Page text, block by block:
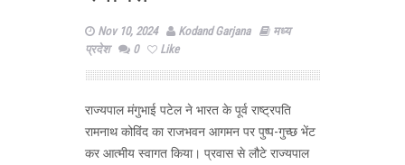
Nov 10, 2024 Kodand Garjana
मध्य
प्रदेश
0 Like
राज्यपाल मंगुभाई पटेल ने भारत के पूर्व राष्ट्रपति
रामनाथ कोविंद का राजभवन आगमन पर पुष्प-गुच्छ भेंट
कर आत्मीय स्वागत किया। प्रवास से लौटे राज्यपाल